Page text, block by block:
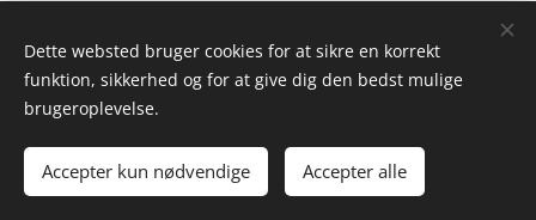
Cookies
Dette websted bruger cookies for at sikre en korrekt
funktion, sikkerhed og for at give dig den bedst mulige
brugeroplevelse.
Accepter kun nødvendige Accepter alle